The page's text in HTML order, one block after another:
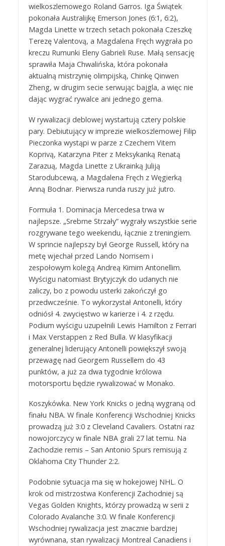
wielkoszlemowego Roland Garros. Iga Świątek
pokonała Australijkę Emerson Jones (6:1, 6:2),
Magda Linette w trzech setach pokonała Czeszkę
Terezę Valentovą, a Magdalena Fręch wygrała po
kreczu Rumunki Eleny Gabrieli Ruse. Małą sensację
sprawiła Maja Chwalińska, która pokonała
aktualną mistrzynię olimpijską, Chinkę Qinwen
Zheng, w drugim secie serwując bajgla, a więc nie
dając wygrać rywalce ani jednego gema.
W rywalizacji deblowej wystartują cztery polskie
pary. Debiutujący w imprezie wielkoszlemowej Filip
Pieczonka wystąpi w parze z Czechem Vitem
Koprivą, Katarzyna Piter z Meksykanką Renatą
Zarazuą, Magda Linette z Ukrainką Juliją
Starodubcewą, a Magdalena Fręch z Węgierką
Anną Bodnar. Pierwsza runda ruszy już jutro.
Formuła 1. Dominacja Mercedesa trwa w
najlepsze. „Srebrne Strzały” wygrały wszystkie serie
rozgrywane tego weekendu, łącznie z treningiem.
W sprincie najlepszy był George Russell, który na
metę wjechał przed Lando Norrisem i
zespołowym kolegą Andreą Kimim Antonellim.
Wyścigu natomiast Brytyjczyk do udanych nie
zaliczy, bo z powodu usterki zakończył go
przedwcześnie. To wykorzystał Antonelli, który
odniósł 4. zwycięstwo w karierze i 4. z rzędu.
Podium wyścigu uzupełnili Lewis Hamilton z Ferrari
i Max Verstappen z Red Bulla. W klasyfikacji
generalnej liderujący Antonelli powiększył swoją
przewagę nad Georgem Russellem do 43
punktów, a już za dwa tygodnie królowa
motorsportu będzie rywalizować w Monako.
Koszykówka. New York Knicks o jedną wygraną od
finału NBA. W finale Konferencji Wschodniej Knicks
prowadzą już 3:0 z Cleveland Cavaliers. Ostatni raz
nowojorczycy w finale NBA grali 27 lat temu. Na
Zachodzie remis – San Antonio Spurs remisują z
Oklahoma City Thunder 2:2.
Podobnie sytuacja ma się w hokejowej NHL. O
krok od mistrzostwa Konferencji Zachodniej są
Vegas Golden Knights, którzy prowadzą w serii z
Colorado Avalanche 3:0. W finale Konferencji
Wschodniej rywalizacja jest znacznie bardziej
wyrównana, stan rywalizacji Montreal Canadiens i